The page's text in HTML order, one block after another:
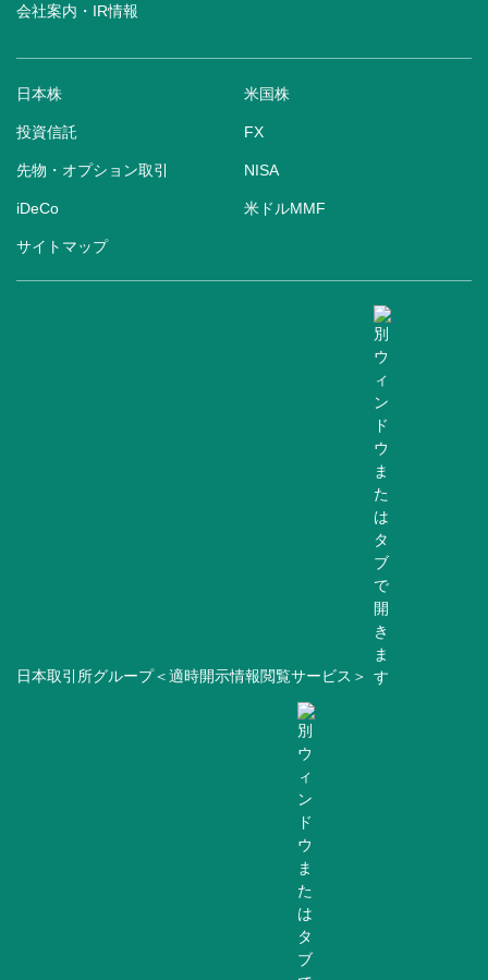
会社案内・IR情報
日本株 米国株
投資信託 FX
先物・オプション取引 NISA
iDeCo 米ドルMMF
サイトマップ
日本取引所グループ＜適時開示情報閲覧サービス＞